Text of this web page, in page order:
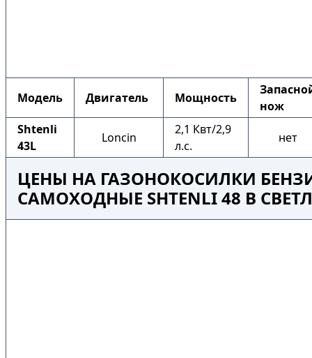
Модель Двигатель Мощность
нож
Shtenli
43L
Loncin
2,1 Квт/2,9
л.с.
нет
ЦЕНЫ НА ГАЗОНОКОСИЛКИ
САМОХОДНЫЕ SHTENLI 48 В